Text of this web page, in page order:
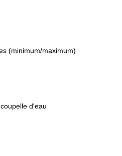
(minimum/maximum)
d'eau